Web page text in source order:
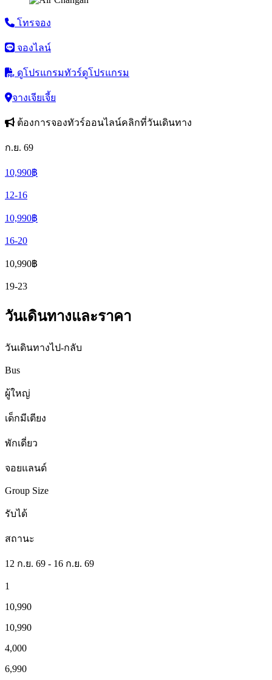
โทรจอง
จองไลน์
ดูโปรแกรมทัวร์ดูโปรแกรม
จางเจียเจี้ย
ต้องการจองทัวร์ออนไลน์คลิกที่วันเดินทาง
ก.ย. 69
10,990฿
12-16
10,990฿
16-20
10,990฿
19-23
วันเดินทางและราคา
วันเดินทางไป-กลับ
Bus
ผู้ใหญ่
เด็กมีเตียง
พักเดี่ยว
จอยแลนด์
Group Size
รับได้
สถานะ
12 ก.ย. 69 - 16 ก.ย. 69
1
10,990
10,990
4,000
6,990